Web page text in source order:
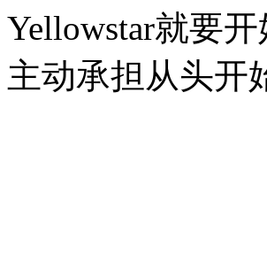
Yellowstar就要
主动承担从头开